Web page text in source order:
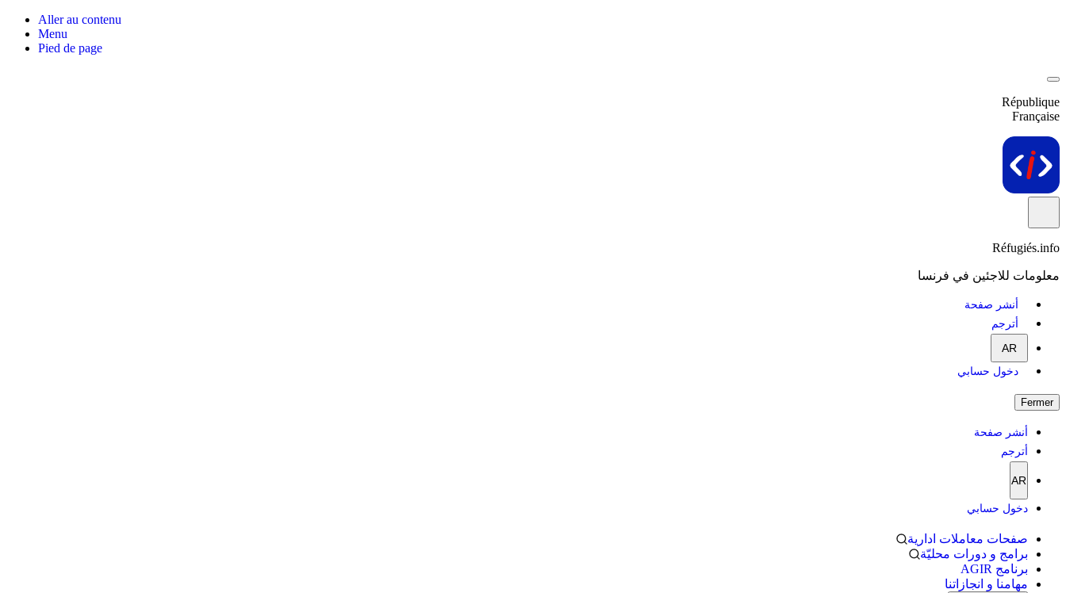
Aller au contenu
Menu
Pied de page
République
Française
Réfugiés.info
معلومات للاجئين في فرنسا
أنشر صفحة
أترجم
AR
دخول حسابي
Fermer
أنشر صفحة
أترجم
AR
دخول حسابي
صفحات معاملات ادارية
برامج و دورات محليّة
برنامج AGIR
مهامنا و انجازاتنا